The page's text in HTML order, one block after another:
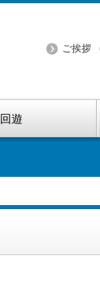
ご挨拶
回遊